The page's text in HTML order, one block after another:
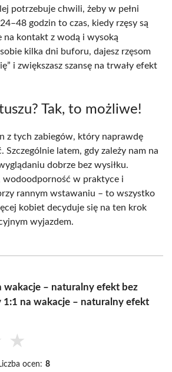
potrzebuje chwili, żeby w pełni
godzin to czas, kiedy rzęsy są
na kontakt z wodą i wysoką
kilka dni buforu, dajesz rzęsom
i zwiększasz szansę na trwały efekt
Tak, to możliwe!
z tych zabiegów, który naprawdę
Szczególnie latem, gdy zależy nam na
dobrze bez wysiłku.
wodoodporność w praktyce i
rannym wstawaniu – to wszystko
kobiet decyduje się na ten krok
wyjazdem.
wakacje – naturalny efekt bez
1:1 na wakacje – naturalny efekt
★
ocen: 8